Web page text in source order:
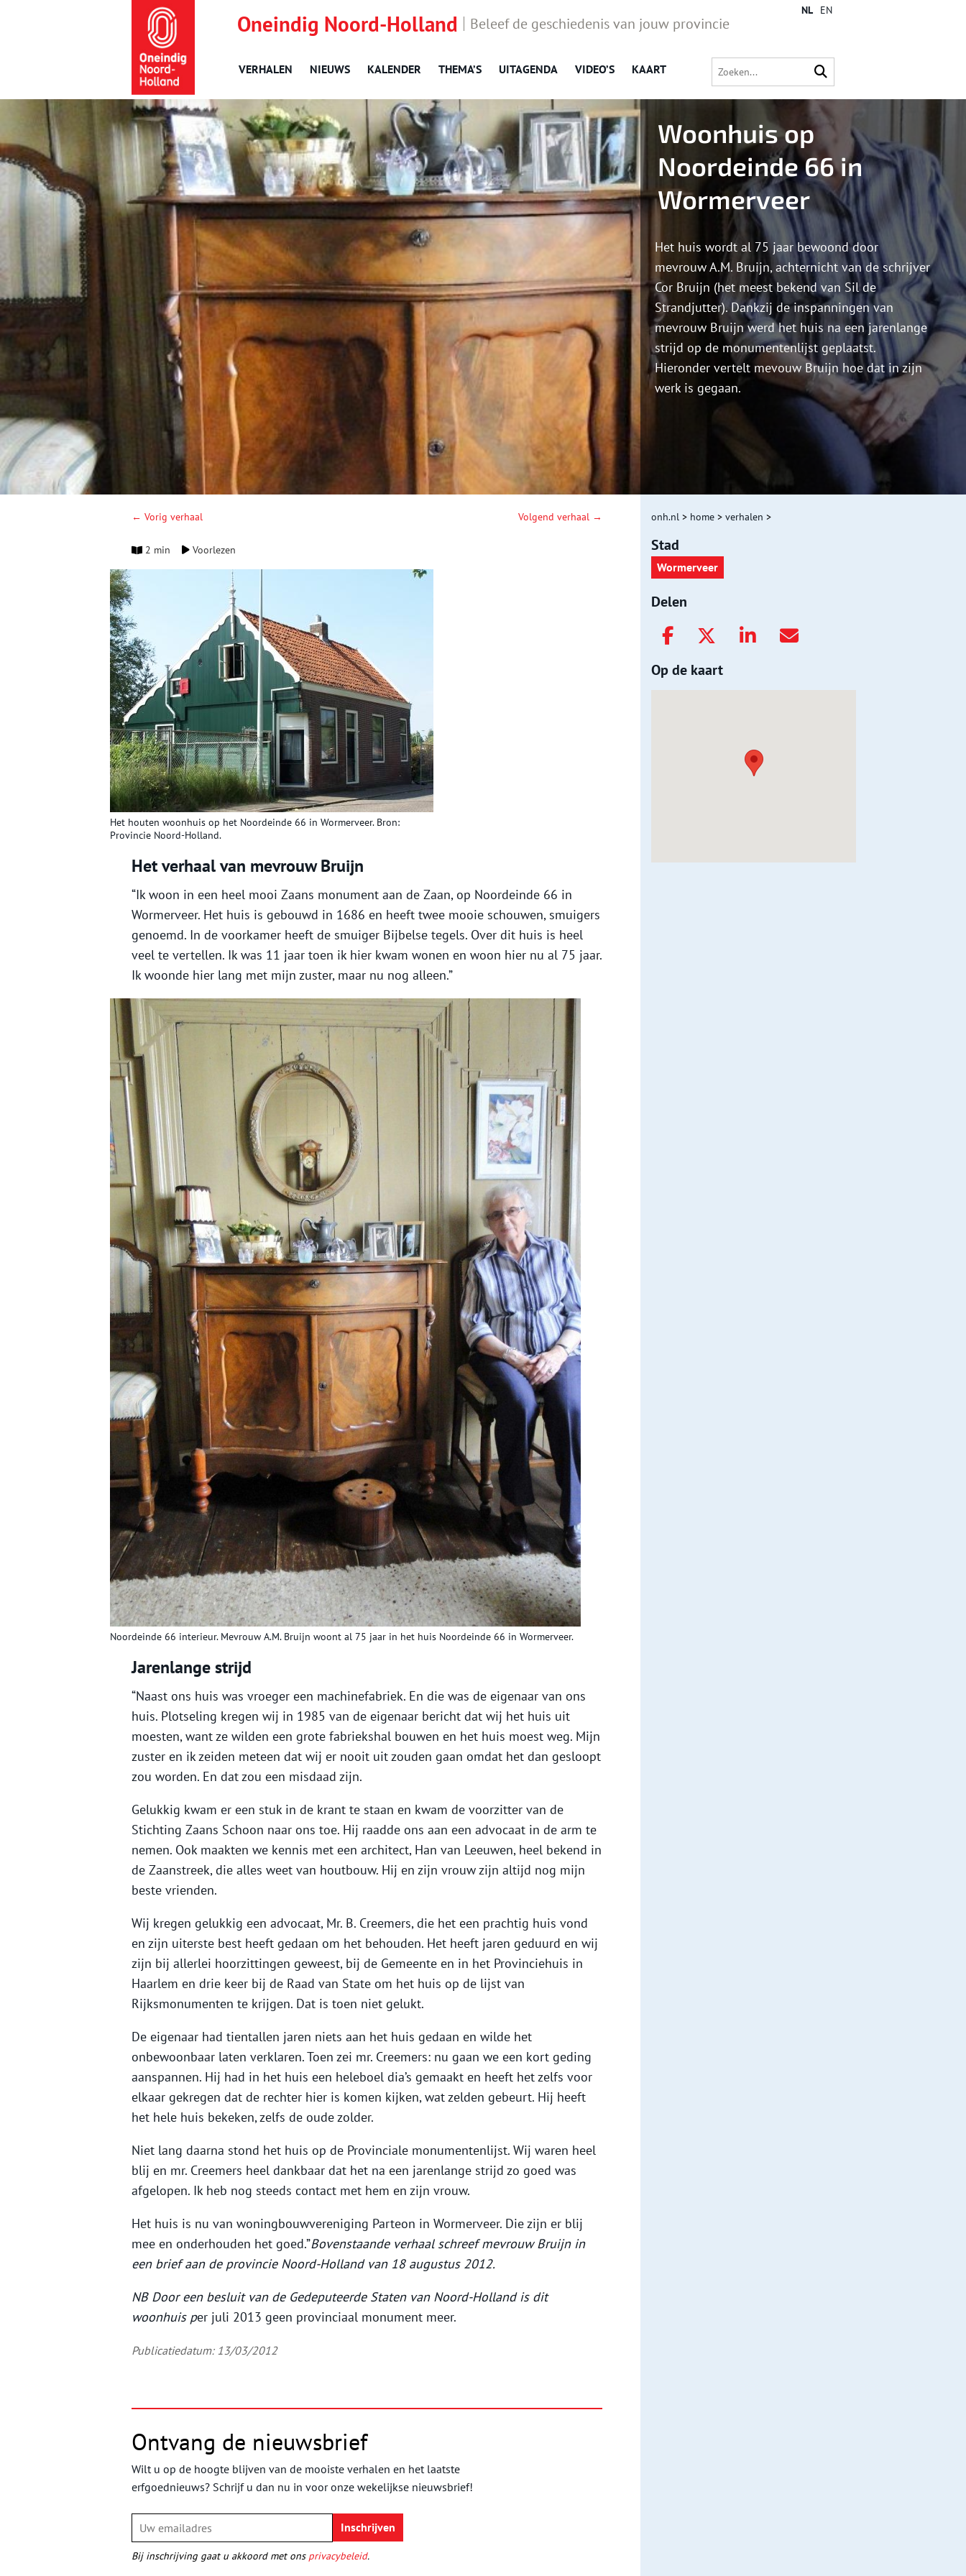
Oneindig Noord-Holland Beleef de geschiedenis van jouw provincie
VERHALEN NIEUWS KALENDER THEMA’S UITAGENDA VIDEO’S KAART
NL EN
Woonhuis op
Noordeinde 66 in
Wormerveer
Het huis wordt al 75 jaar bewoond door
mevrouw A.M. Bruijn, achternicht van de schrijver
Cor Bruijn (het meest bekend van Sil de
Strandjutter). Dankzij de inspanningen van
mevrouw Bruijn werd het huis na een jarenlange
strijd op de monumentenlijst geplaatst.
Hieronder vertelt mevouw Bruijn hoe dat in zijn
werk is gegaan.
← Vorig verhaal Volgend verhaal →
2 min Voorlezen
Het houten woonhuis op het Noordeinde 66 in Wormerveer. Bron:
Provincie Noord-Holland.
Het verhaal van mevrouw Bruijn
“Ik woon in een heel mooi Zaans monument aan de Zaan, op Noordeinde 66 in
Wormerveer. Het huis is gebouwd in 1686 en heeft twee mooie schouwen, smuigers
genoemd. In de voorkamer heeft de smuiger Bijbelse tegels. Over dit huis is heel
veel te vertellen. Ik was 11 jaar toen ik hier kwam wonen en woon hier nu al 75 jaar.
Ik woonde hier lang met mijn zuster, maar nu nog alleen.”
Noordeinde 66 interieur. Mevrouw A.M. Bruijn woont al 75 jaar in het huis Noordeinde 66 in Wormerveer.
Jarenlange strijd
“Naast ons huis was vroeger een machinefabriek. En die was de eigenaar van ons
huis. Plotseling kregen wij in 1985 van de eigenaar bericht dat wij het huis uit
moesten, want ze wilden een grote fabriekshal bouwen en het huis moest weg. Mijn
zuster en ik zeiden meteen dat wij er nooit uit zouden gaan omdat het dan gesloopt
zou worden. En dat zou een misdaad zijn.
Gelukkig kwam er een stuk in de krant te staan en kwam de voorzitter van de
Stichting Zaans Schoon naar ons toe. Hij raadde ons aan een advocaat in de arm te
nemen. Ook maakten we kennis met een architect, Han van Leeuwen, heel bekend in
de Zaanstreek, die alles weet van houtbouw. Hij en zijn vrouw zijn altijd nog mijn
beste vrienden.
Wij kregen gelukkig een advocaat, Mr. B. Creemers, die het een prachtig huis vond
en zijn uiterste best heeft gedaan om het behouden. Het heeft jaren geduurd en wij
zijn bij allerlei hoorzittingen geweest, bij de Gemeente en in het Provinciehuis in
Haarlem en drie keer bij de Raad van State om het huis op de lijst van
Rijksmonumenten te krijgen. Dat is toen niet gelukt.
De eigenaar had tientallen jaren niets aan het huis gedaan en wilde het
onbewoonbaar laten verklaren. Toen zei mr. Creemers: nu gaan we een kort geding
aanspannen. Hij had in het huis een heleboel dia’s gemaakt en heeft het zelfs voor
elkaar gekregen dat de rechter hier is komen kijken, wat zelden gebeurt. Hij heeft
het hele huis bekeken, zelfs de oude zolder.
Niet lang daarna stond het huis op de Provinciale monumentenlijst. Wij waren heel
blij en mr. Creemers heel dankbaar dat het na een jarenlange strijd zo goed was
afgelopen. Ik heb nog steeds contact met hem en zijn vrouw.
Het huis is nu van woningbouwvereniging Parteon in Wormerveer. Die zijn er blij
mee en onderhouden het goed.”Bovenstaande verhaal schreef mevrouw Bruijn in
een brief aan de provincie Noord-Holland van 18 augustus 2012.
NB Door een besluit van de Gedeputeerde Staten van Noord-Holland is dit
woonhuis per juli 2013 geen provinciaal monument meer.
Publicatiedatum: 13/03/2012
Ontvang de nieuwsbrief
Wilt u op de hoogte blijven van de mooiste verhalen en het laatste
erfgoednieuws? Schrijf u dan nu in voor onze wekelijkse nieuwsbrief!
Bij inschrijving gaat u akkoord met ons privacybeleid.
onh.nl > home > verhalen >
Stad
Wormerveer
Delen
Op de kaart